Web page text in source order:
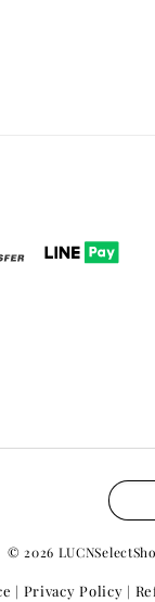
© 2026
| Privacy Policy |